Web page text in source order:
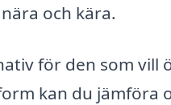
och kära.
för den som vill
kan du jämföra